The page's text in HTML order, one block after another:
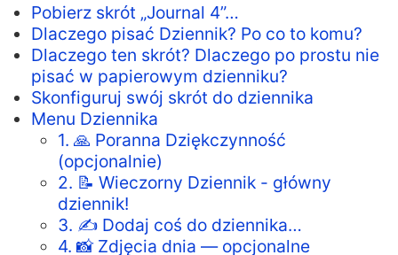
Pobierz skrót „Journal 4”…
Dlaczego pisać Dziennik? Po co to komu?
Dlaczego ten skrót? Dlaczego po prostu nie
pisać w papierowym dzienniku?
Skonfiguruj swój skrót do dziennika
Menu Dziennika
1. 🙏 Poranna Dziękczynność
(opcjonalnie)
2. 📝 Wieczorny Dziennik - główny
dziennik!
3. ✍️ Dodaj coś do dziennika…
4. 📸 Zdjęcia dnia — opcjonalne